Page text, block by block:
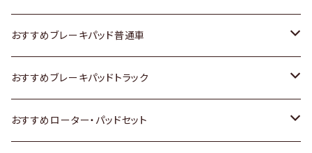
日産
いすゞ
ダイハツ
スズキ
日産
いすゞ
スズキ
日産
いすゞ
トヨタ
ホンダ
スズキ
おすすめブレーキパッド普通車
トヨタ
ホンダ
おすすめブレーキパッドトラック
トヨタ
おすすめローター・パッドセット